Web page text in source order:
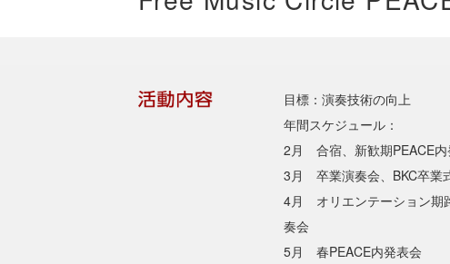
目標：演奏技術の向上
年間スケジュール：
2月 合宿、新歓期PEACE内
3月 卒業演奏会、BKC卒業
4月 オリエンテーション期
奏会
5月 春PEACE内発表会